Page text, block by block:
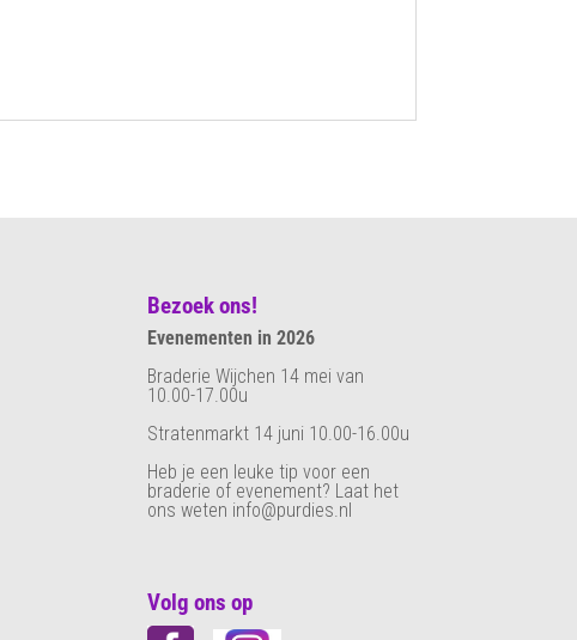
Bezoek ons!
Evenementen in 2026
Braderie Wijchen 14 mei van
10.00-17.00u
Stratenmarkt 14 juni 10.00-16.00u
Heb je een leuke tip voor een
braderie of evenement? Laat het
ons weten info@purdies.nl
Volg ons op